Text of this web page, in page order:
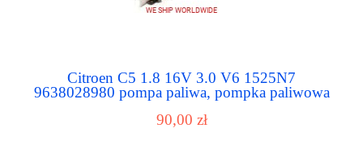
Citroen C5 1.8 16V 3.0 V6 1525N7
9638028980 pompa paliwa, pompka paliwowa
90,00 zł